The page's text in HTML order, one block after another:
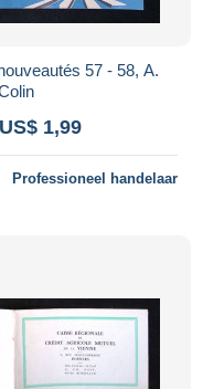
57 - 58, A.
1,99
Professioneel handelaar